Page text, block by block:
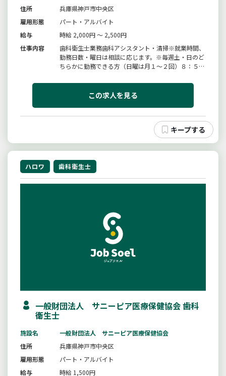
住所
兵庫県神戸市中央区
雇用形態
パート・アルバイト
給与
時給 2,000円 ～ 2,500円
仕事内容
歯科衛生士業務歯科アシスタント・清掃※就業時間、
勤務日数・曜日は相談に応じます。※毎週土・日のど
ちらかに勤務できる方（日曜は月１〜２回）８：５
す。※週末（土・日）のみの勤務でも可業務の変更範
囲：変更なしこの求人を見る
ハロワ 歯科衛生士
一般財団法人 サニーピア医療保健協会 歯科
衛生士
施設名
一般財団法人 サニーピア医療保健協会
住所
兵庫県神戸市中央区
雇用形態
パート・アルバイト
給与
時給 1,500円